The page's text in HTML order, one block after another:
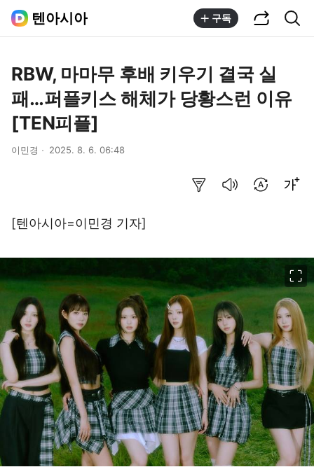
텐아시아 구독
RBW, 마마무 후배 키우기 결국 실
패…퍼플키스 해체가 당황스런 이유
[TEN피플]
이민경 2025. 8. 6. 06:48
[텐아시아=이민경 기자]